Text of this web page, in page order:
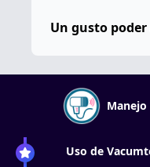
Un gusto
Uso de